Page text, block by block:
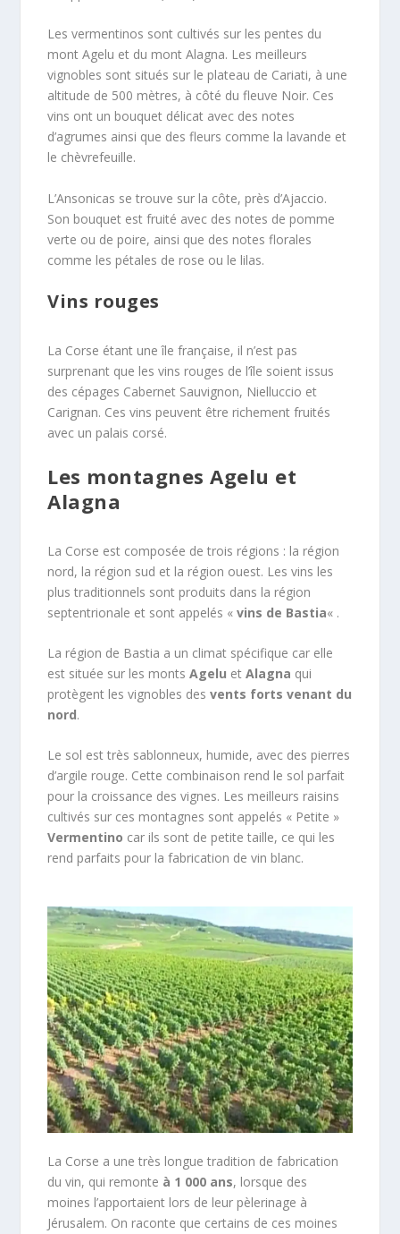
Les vermentinos sont cultivés sur les pentes du
mont Agelu et du mont Alagna. Les meilleurs
vignobles sont situés sur le plateau de Cariati, à une
altitude de 500 mètres, à côté du fleuve Noir. Ces
vins ont un bouquet délicat avec des notes
d’agrumes ainsi que des fleurs comme la lavande et
le chèvrefeuille.
L’Ansonicas se trouve sur la côte, près d’Ajaccio.
Son bouquet est fruité avec des notes de pomme
verte ou de poire, ainsi que des notes florales
comme les pétales de rose ou le lilas.
Vins rouges
La Corse étant une île française, il n’est pas
surprenant que les vins rouges de l’île soient issus
des cépages Cabernet Sauvignon, Nielluccio et
Carignan. Ces vins peuvent être richement fruités
avec un palais corsé.
Les montagnes Agelu et
Alagna
La Corse est composée de trois régions : la région
nord, la région sud et la région ouest. Les vins les
plus traditionnels sont produits dans la région
septentrionale et sont appelés «vins de Bastia« .
La région de Bastia a un climat spécifique car elle
est située sur les montsAgelu etAlagna qui
protègent les vignobles desvents forts venant du
nord.
Le sol est très sablonneux, humide, avec des pierres
d’argile rouge. Cette combinaison rend le sol parfait
pour la croissance des vignes. Les meilleurs raisins
cultivés sur ces montagnes sont appelés « Petite »
Vermentino car ils sont de petite taille, ce qui les
rend parfaits pour la fabrication de vin blanc.
La Corse a une très longue tradition de fabrication
du vin, qui remonte à 1 000 ans, lorsque des
moines l’apportaient lors de leur pèlerinage à
Jérusalem. On raconte que certains de ces moines